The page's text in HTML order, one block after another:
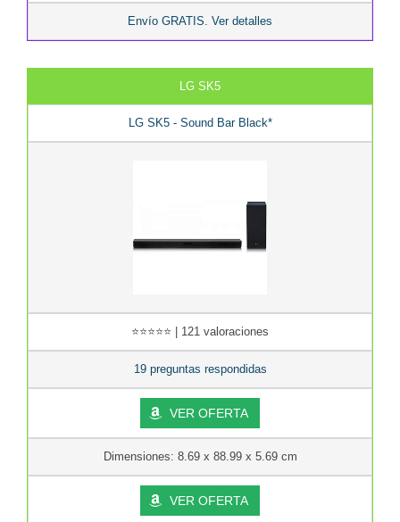
Envío GRATIS. Ver detalles
LG SK5
LG SK5 - Sound Bar Black*
⭐⭐⭐⭐⭐ | 121 valoraciones
19 preguntas respondidas
VER OFERTA
Dimensiones: 8.69 x 88.99 x 5.69 cm
VER OFERTA